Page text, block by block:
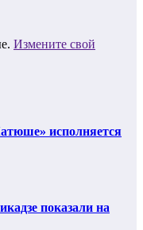
Измените свой
исполняется
показали на